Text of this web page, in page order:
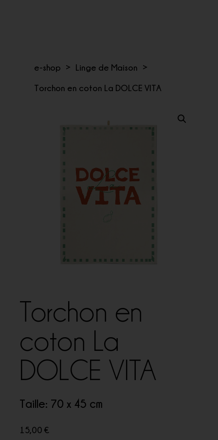
e-shop > Linge de Maison >
Torchon en coton La DOLCE VITA
Torchon en
coton La
DOLCE VITA
Taille: 70 x 45 cm
15,00 €